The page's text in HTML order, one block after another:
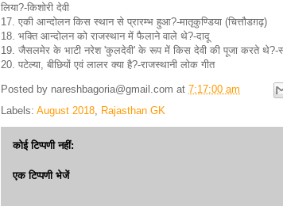
लिया?-किशोरी देवी
17. एकी आन्दोलन किस स्थान से प्रारम्भ हुआ?-मातृकुण्डिया (चित्तौडग़ढ़)
18. भक्ति आन्दोलन को राजस्थान में फैलाने वाले थे?-दादू
19. जैसलमेर के भाटी नरेश 'कुलदेवी' के रूप में किस देवी की पूजा करते थे?-
20. पटेल्या, बीछियों एवं लालर क्या है?-राजस्थानी लोक गीत
Posted by nareshbagoria@gmail.com at 7:17:00 am
Labels: August 2018, Rajasthan GK
कोई टिप्पणी नहीं:
एक टिप्पणी भेजें